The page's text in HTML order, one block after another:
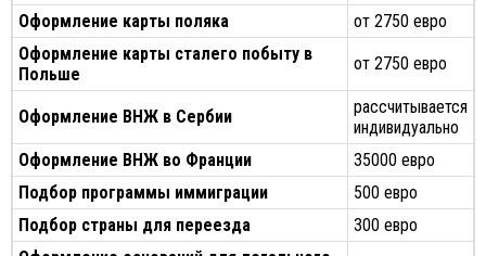
Оформление карты поляка
от 2750 евро
Оформление карты сталего побыту в
Польше
от 2750 евро
Оформление ВНЖ в Сербии
рассчитывается
индивидуально
Оформление ВНЖ во Франции
35000 евро
Подбор программы иммиграции
500 евро
Подбор страны для переезда
300 евро